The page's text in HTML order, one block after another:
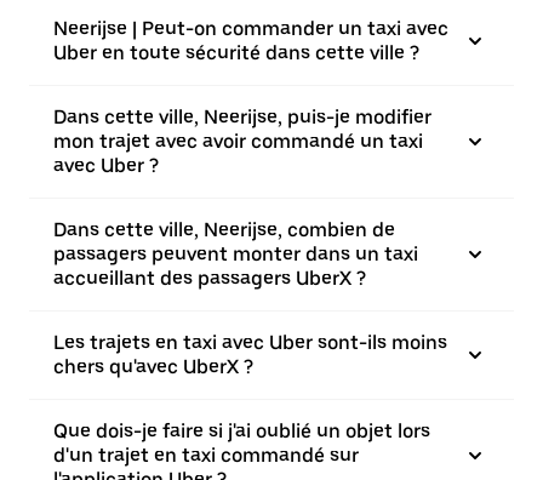
Neerijse | Peut-on commander un taxi avec
Uber en toute sécurité dans cette ville ?
Dans cette ville, Neerijse, puis-je modifier
mon trajet avec avoir commandé un taxi
avec Uber ?
Dans cette ville, Neerijse, combien de
passagers peuvent monter dans un taxi
accueillant des passagers UberX ?
Les trajets en taxi avec Uber sont-ils moins
chers qu'avec UberX ?
Que dois-je faire si j'ai oublié un objet lors
d'un trajet en taxi commandé sur